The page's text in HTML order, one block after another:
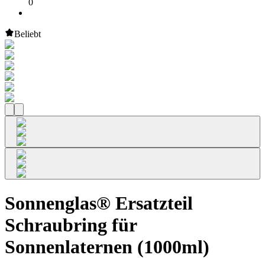
0
Beliebt
Sonnenglas® Ersatzteil
Schraubring für
Sonnenlaternen (1000ml)